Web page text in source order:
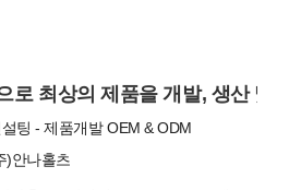
로 최상의 제품을 개발, 생산 및
팅 - 제품개발 OEM & ODM
)안나홀츠